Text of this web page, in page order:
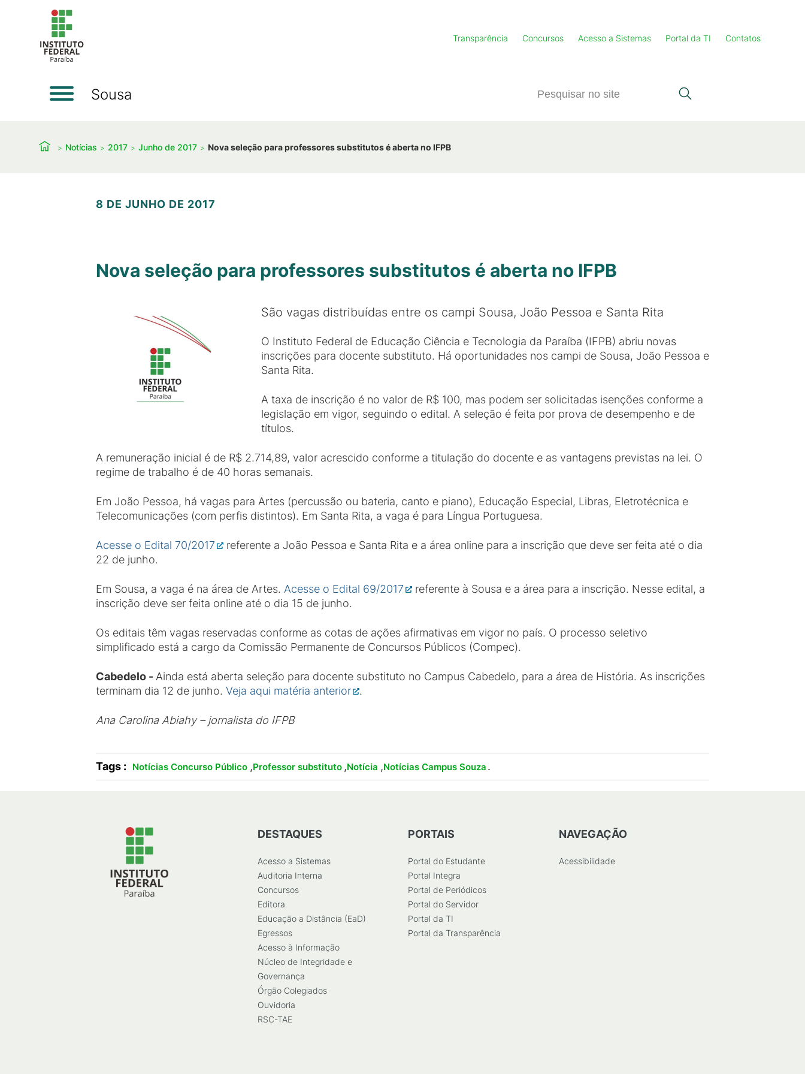
Transparência Concursos Acesso a Sistemas Portal da TI Contatos
Sousa
Notícias 2017 Junho de 2017 Nova seleção para professores substitutos é aberta no IFPB
8 DE JUNHO DE 2017
Nova seleção para professores substitutos é aberta no IFPB
São vagas distribuídas entre os campi Sousa, João Pessoa e Santa Rita
O Instituto Federal de Educação Ciência e Tecnologia da Paraíba (IFPB) abriu novas
inscrições para docente substituto. Há oportunidades nos campi de Sousa, João Pessoa e
Santa Rita.
A taxa de inscrição é no valor de R$ 100, mas podem ser solicitadas isenções conforme a
legislação em vigor, seguindo o edital. A seleção é feita por prova de desempenho e de
títulos.
A remuneração inicial é de R$ 2.714,89, valor acrescido conforme a titulação do docente e as vantagens previstas na lei. O
regime de trabalho é de 40 horas semanais.
Em João Pessoa, há vagas para Artes (percussão ou bateria, canto e piano), Educação Especial, Libras, Eletrotécnica e
Telecomunicações (com perfis distintos). Em Santa Rita, a vaga é para Língua Portuguesa.
Acesse o Edital 70/2017
referente a João Pessoa e Santa Rita e a área online para a inscrição que deve ser feita até o dia
22 de junho.
Em Sousa, a vaga é na área de Artes. Acesse o Edital 69/2017
referente à Sousa e a área para a inscrição. Nesse edital, a
inscrição deve ser feita online até o dia 15 de junho.
Os editais têm vagas reservadas conforme as cotas de ações afirmativas em vigor no país. O processo seletivo
simplificado está a cargo da Comissão Permanente de Concursos Públicos (Compec).
Cabedelo - Ainda está aberta seleção para docente substituto no Campus Cabedelo, para a área de História. As inscrições
terminam dia 12 de junho. Veja aqui matéria anterior .
Ana Carolina Abiahy – jornalista do IFPB
Tags : Notícias Concurso Público ,Professor substituto ,Notícia ,Notícias Campus Souza .
DESTAQUES
Acesso a Sistemas
Auditoria Interna
Concursos
Editora
Educação a Distância (EaD)
Egressos
Acesso à Informação
Núcleo de Integridade e
Governança
Órgão Colegiados
Ouvidoria
RSC-TAE
PORTAIS
Portal do Estudante
Portal Integra
Portal de Periódicos
Portal do Servidor
Portal da TI
Portal da Transparência
NAVEGAÇÃO
Acessibilidade